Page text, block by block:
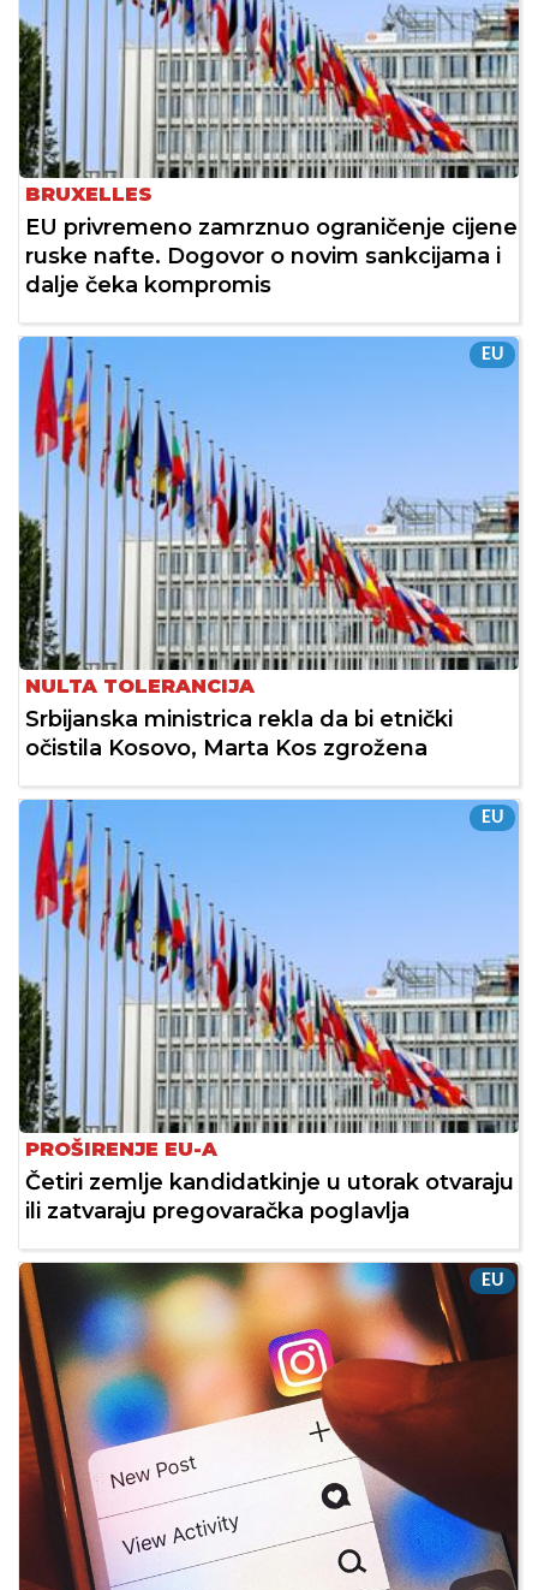
BRUXELLES
EU privremeno zamrznuo ograničenje cijene
ruske nafte. Dogovor o novim sankcijama i
dalje čeka kompromis
EU
NULTA TOLERANCIJA
Srbijanska ministrica rekla da bi etnički
očistila Kosovo, Marta Kos zgrožena
EU
PROŠIRENJE EU-A
Četiri zemlje kandidatkinje u utorak otvaraju
ili zatvaraju pregovaračka poglavlja
EU